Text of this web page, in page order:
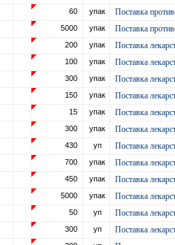
60 упак
Поставка
5000 упак
Поставка
200 упак
Поставка
100 упак
Поставка
300 упак
Поставка
150 упак
Поставка
15 упак
Поставка
300 упак
Поставка
430 уп
Поставка
700 упак
Поставка
450 упак
Поставка
5000 упак
Поставка
50 уп
Поставка
300 уп
Поставка